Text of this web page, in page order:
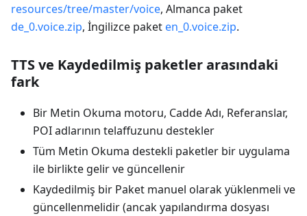
resources/tree/master/voice, Almanca paket
de_0.voice.zip, İngilizce paket en_0.voice.zip.
TTS ve Kaydedilmiş paketler arasındaki
fark
Bir Metin Okuma motoru, Cadde Adı, Referanslar,
POI adlarının telaffuzunu destekler
Tüm Metin Okuma destekli paketler bir uygulama
ile birlikte gelir ve güncellenir
Kaydedilmiş bir Paket manuel olarak yüklenmeli ve
güncellenmelidir (ancak yapılandırma dosyası